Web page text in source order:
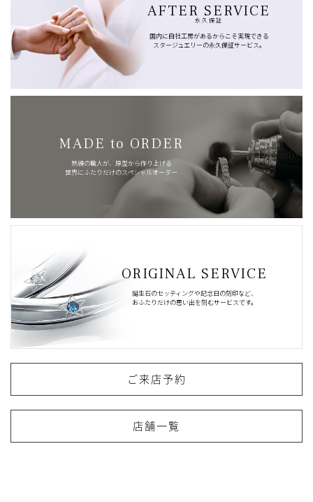
AFTER SERVICE
永久保証
国内に自社工房があるからこそ実現できる
スタージュエリーの永久保証サービス。
MADE to ORDER
熟練の職人が、原型から作り上げる
世界にふたりだけのスペシャルオーダー
ORIGINAL SERVICE
誕生石のセッティングや記念日の刻印など、
おふたりだけの思い出を刻むサービスです。
ご来店予約
店舗一覧